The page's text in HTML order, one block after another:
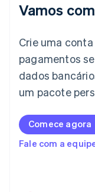
Vamos
Crie uma
pagamentos
dados
um pacote
Comece agora
Fale com a
Irlanda
Itália
English
Japão
日本語English
Letônia
Liechtenstein
Deutsch English
Lituânia
English